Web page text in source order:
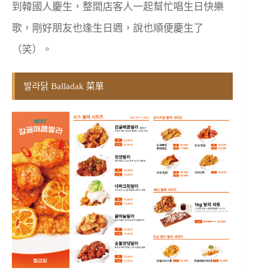
到韓國人慶生，整間店客人一起幫忙唱生日快樂
歌，剛好朋友也逢生日週，說也順便慶生了
（笑）。
발라닭 Balladak 菜單